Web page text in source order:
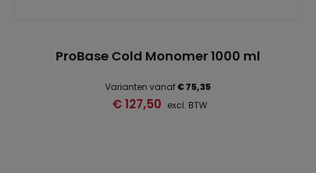
ProBase Cold Monomer 1000 ml
Varianten vanaf€ 75,35
€ 127,50 excl. BTW